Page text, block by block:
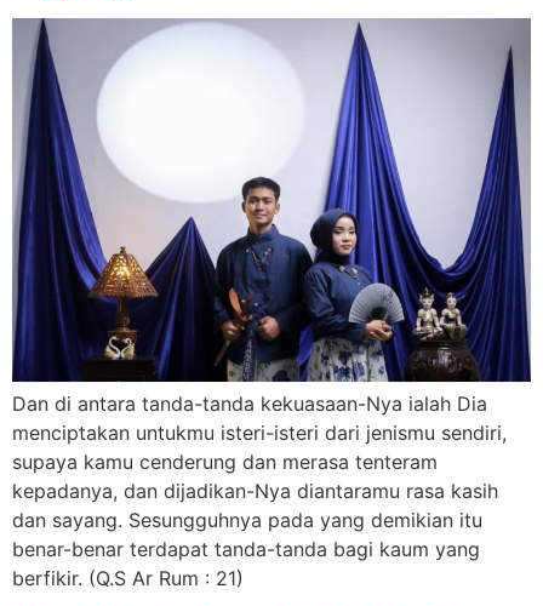
Dan di antara tanda-tanda kekuasaan-Nya ialah Dia
menciptakan untukmu isteri-isteri dari jenismu sendiri,
supaya kamu cenderung dan merasa tenteram
kepadanya, dan dijadikan-Nya diantaramu rasa kasih
dan sayang. Sesungguhnya pada yang demikian itu
benar-benar terdapat tanda-tanda bagi kaum yang
berfikir. (Q.S Ar Rum : 21)